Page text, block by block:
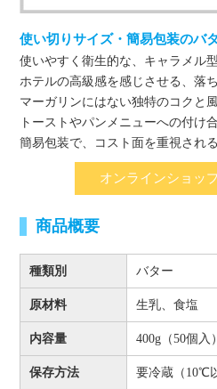
使い切りサイズ・簡易包装のバ
使いやすく衛生的な、キャラメル
ホテルの高級感を感じさせる、落
マーガリンにはない独特のコクと
トーストやパンメニューへの付け
簡易包装で、コスト面を重視され
オンラインショッ
商品概要
種類別 バター
原材料 生乳、食塩
内容量 400g（50個入）
保存方法 要冷蔵（10℃